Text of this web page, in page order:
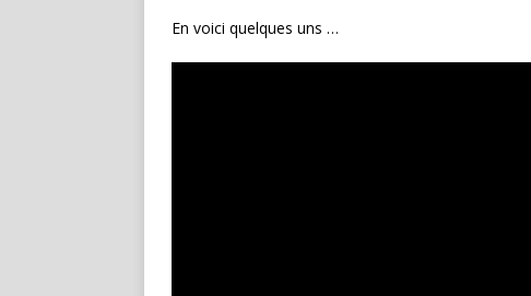
En voici quelques uns …